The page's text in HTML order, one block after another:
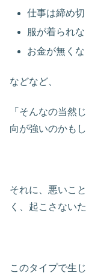
仕事は締め
服が着られ
お金が無く
などなど、
「そんなの当然
向が強いのかも
それに、悪いこ
く、起こさない
このタイプで生